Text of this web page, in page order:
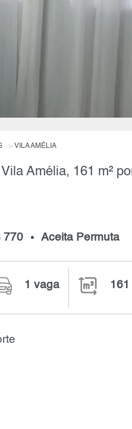
VILA AMÉLIA
770 Aceita Permuta
1 vaga 161